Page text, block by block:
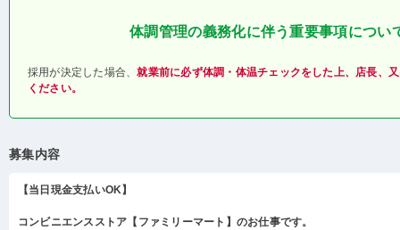
体調管理の義務化に伴う重要事項につい
採用が決定した場合、就業前に必ず体調・体温チェックをした上、店長、
ください。
募集内容
【当日現金支払いOK】
コンビニエンスストア【ファミリーマート】のお仕事です。